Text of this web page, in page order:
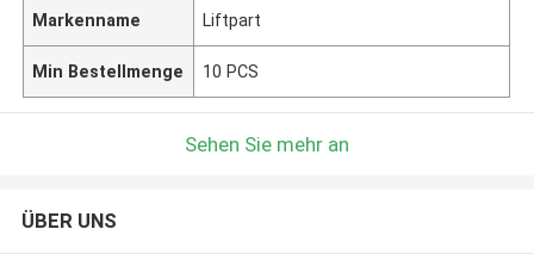
Markenname Liftpart
Min Bestellmenge 10 PCS
Sehen Sie mehr an
ÜBER UNS